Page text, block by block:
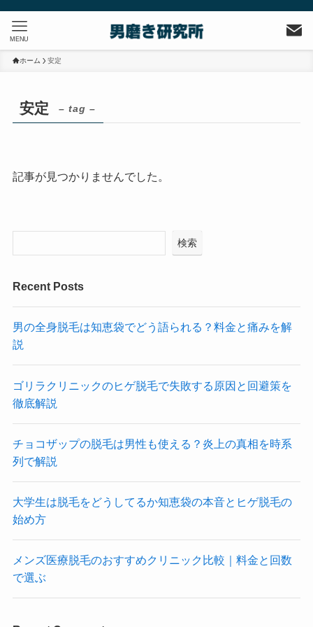
MENU
ホーム 安定
安定 – tag –
記事が見つかりませんでした。
検索
Recent Posts
男の全身脱毛は知恵袋でどう語られる？料金と痛みを解
説
ゴリラクリニックのヒゲ脱毛で失敗する原因と回避策を
徹底解説
チョコザップの脱毛は男性も使える？炎上の真相を時系
列で解説
大学生は脱毛をどうしてるか知恵袋の本音とヒゲ脱毛の
始め方
メンズ医療脱毛のおすすめクリニック比較｜料金と回数
で選ぶ